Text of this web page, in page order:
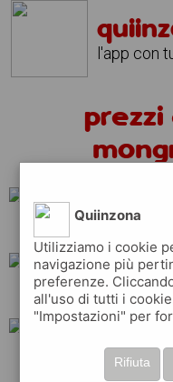
l'app con
shell
Quiinzona
Utilizziamo i cookie
navigazione più
preferenze.
all'uso di tutti i
"Impostazioni" per
Rifiuta